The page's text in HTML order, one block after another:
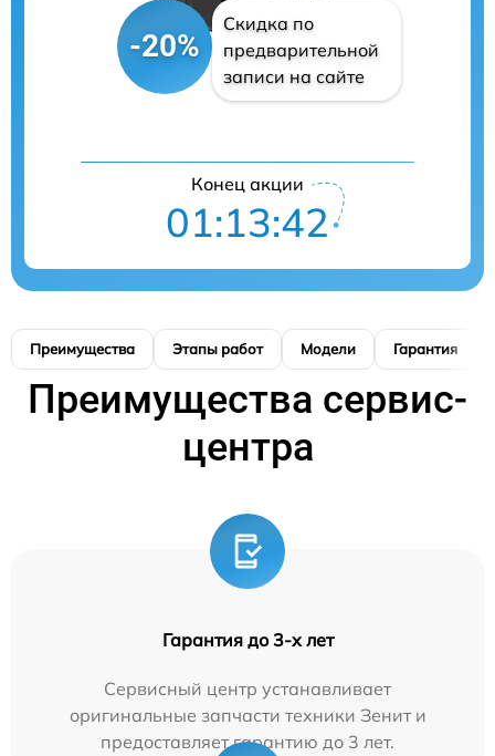
-20%
Скидка по
предварительной
записи на сайте
Конец акции
01:13:41
Преимущества Этапы работ Модели Гарантия
Преимущества сервис-
центра
Гарантия до 3-х лет
Сервисный центр устанавливает
оригинальные запчасти техники Зенит и
предоставляет гарантию до 3 лет.